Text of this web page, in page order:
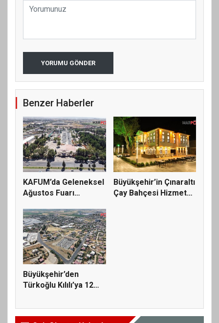
YORUMU GÖNDER
Benzer Haberler
KAFUM’da Geleneksel
Ağustos Fuarı
Büyükşehir’in Çınaraltı
Çay Bahçesi Hizmete
Büyükşehir’den
Türkoğlu Kılılı’ya 12